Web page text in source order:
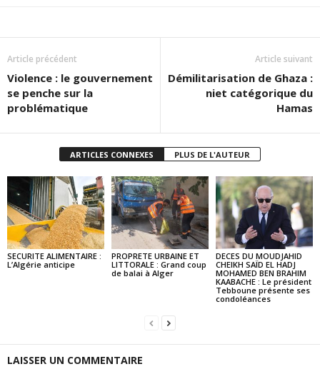
Article précédent
Violence : le gouvernement
se penche sur la
problématique
Article suivant
Démilitarisation de Ghaza :
niet catégorique du
Hamas
ARTICLES CONNEXES PLUS DE L'AUTEUR
SECURITE ALIMENTAIRE :
L’Algérie anticipe
PROPRETE URBAINE ET
LITTORALE : Grand coup
de balai à Alger
DECES DU MOUDJAHID
CHEIKH SAÏD EL HADJ
MOHAMED BEN BRAHIM
KAABACHE : Le président
Tebboune présente ses
condoléances
LAISSER UN COMMENTAIRE